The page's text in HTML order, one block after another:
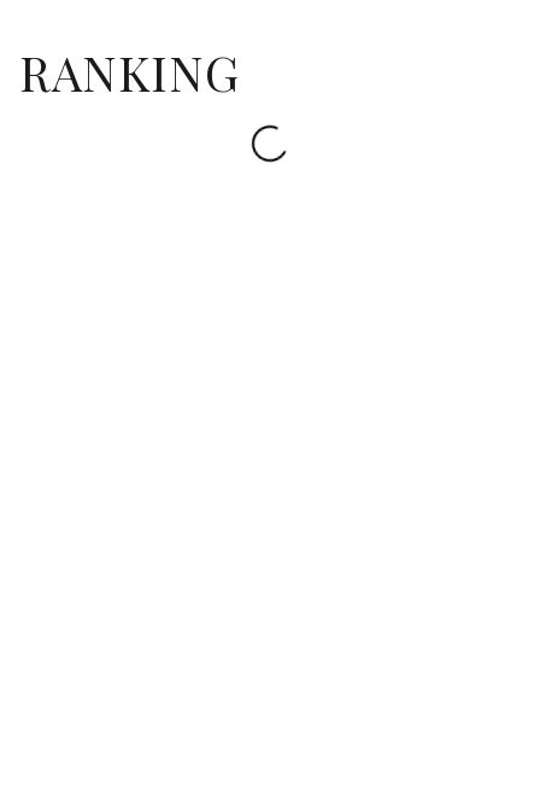
RANKING